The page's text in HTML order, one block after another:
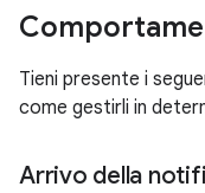
Tieni presente i
come gestirli in
Arrivo della